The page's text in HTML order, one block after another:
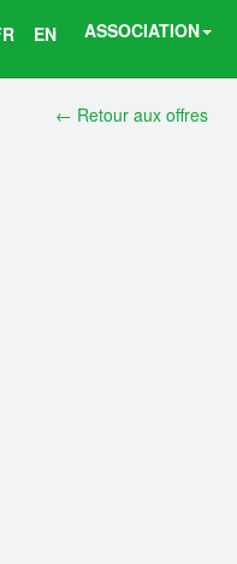
EN ASSOCIATION
← Retour aux offres